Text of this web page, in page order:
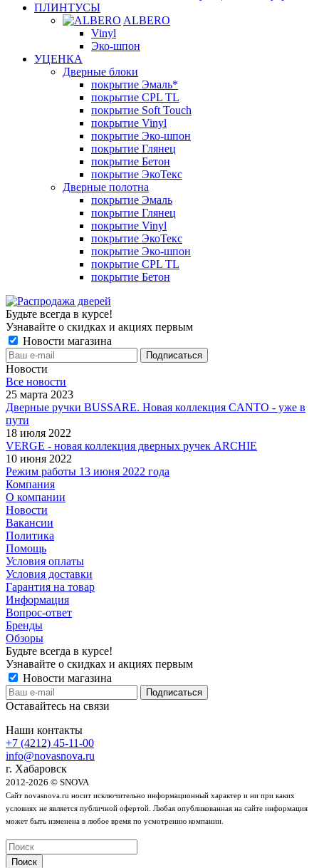
ПЛИНТУСЫ
ALBERO
Vinyl
Эко-шпон
УЦЕНКА
Дверные блоки
покрытие Эмаль*
покрытие CPL TL
покрытие Soft Touch
покрытие Vinyl
покрытие Эко-шпон
покрытие Глянец
покрытие Бетон
покрытие ЭкоТекс
Дверные полотна
покрытие Эмаль
покрытие Глянец
покрытие Vinyl
покрытие ЭкоТекс
покрытие Эко-шпон
покрытие CPL TL
покрытие Бетон
Будьте всегда в курсе!
Узнавайте о скидках и акциях первым
Новости магазина
Новости
Все новости
25 марта 2023
Дверные ручки BUSSARE. Новая коллекция CANTO - уже в
пути
18 июля 2022
VERGE - новая коллекция дверных ручек ARCHIE
10 июня 2022
Режим работы 13 июня 2022 года
Компания
О компании
Новости
Вакансии
Политика
Помощь
Условия оплаты
Условия доставки
Гарантия на товар
Информация
Вопрос-ответ
Бренды
Обзоры
Будьте всегда в курсе!
Узнавайте о скидках и акциях первым
Новости магазина
Оставайтесь на связи
Наши контакты
+7 (4212) 45-11-00
info@novasnova.ru
г. Хабаровск
2012-2026 © SNOVA
Сайт novasnova.ru носит исключительно информационный характер и ни при каких
условиях не является публичной офертой. Любая опубликованная на сайте информация
может быть изменена в любое время по усмотрению компании.
Поиск